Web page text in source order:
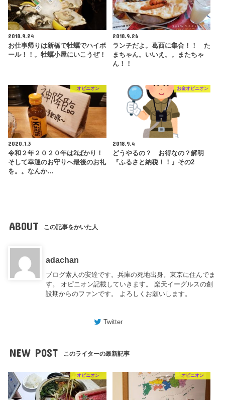
2018.9.24
お仕事帰りは新橋で牡蠣でハイボ
ール！！。牡蠣小屋にいこうぜ！
2018.9.26
ランチだよ。葛西に集合！！ た
まちゃん。いいえ。。またちゃ
ん！！
オピニオン
2020.1.3
令和２年２０２０年は2ばかり！
そして幸運のお守りへ最後のお礼
を。。なんか…
お金オピニオン
2018.9.4
どうやるの？ お得なの？解明
『ふるさと納税！！』その2
ABOUT この記事をかいた人
adachan
ブログ素人の安達です。兵庫の死地出身。東京に住んでま
す。 オピニオン記載していきます。 楽天イーグルスの創
設期からのファンです。 よろしくお願いします。
Twitter
NEW POST このライターの最新記事
オピニオン オピニオン